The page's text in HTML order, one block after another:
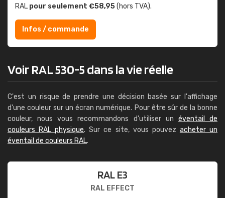
RAL pour seulement €58,95(hors TVA).
Infos / commande
Voir RAL 530-5 dans la vie réelle
C'est un risque de prendre une décision basée sur l'affichage
d'une couleur sur un écran numérique. Pour être sûr de la bonne
couleur, nous vous recommandons d'utiliser un éventail de
couleurs RAL physique. Sur ce site, vous pouvez acheter un
éventail de couleurs RAL.
RAL E3
RAL EFFECT